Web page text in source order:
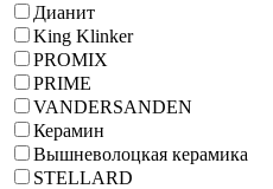
Дианит
King Klinker
PROMIX
PRIME
VANDERSANDEN
Керамин
Вышневолоцкая керамика
STELLARD